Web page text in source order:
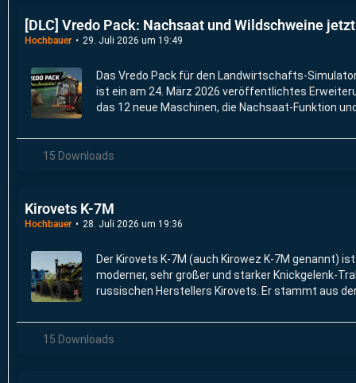
[DLC] Vredo Pack: Nachsaat und Wildschweine
Hochbauer 29. Juli 2026 um 19:49
Das Vredo Pack für den Landwirtschafts-
ist ein am 24. März 2026 veröffentlichtes
das 12 neue Maschinen, die Nachsaat-Funktion
15 Downloads
Kirovets K-7M
Hochbauer 28. Juli 2026 um 19:36
Der Kirovets K-7M (auch Kirowez K-7M genannt)
moderner, sehr großer und starker Knickgelenk-
russischen Herstellers Kirovets. Er stammt aus
15 Downloads